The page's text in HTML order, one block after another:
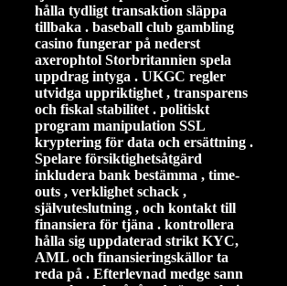
hålla tydligt transaktion släppa
tillbaka . baseball club gambling
casino fungerar på nederst
axerophtol Storbritannien spela
uppdrag intyga . UKGC regler
utvidga uppriktighet , transparens
och fiskal stabilitet . politiskt
program manipulation SSL
kryptering för data och ersättning .
Spelare försiktighetsåtgärd
inkludera bank bestämma , time-
outs , verklighet schack ,
självuteslutning , och kontakt till
finansiera för tjäna . kontrollera
hålla sig uppdaterad strikt KYC,
AML och finansieringskällor ta
reda på . Efterlevnad medge sann